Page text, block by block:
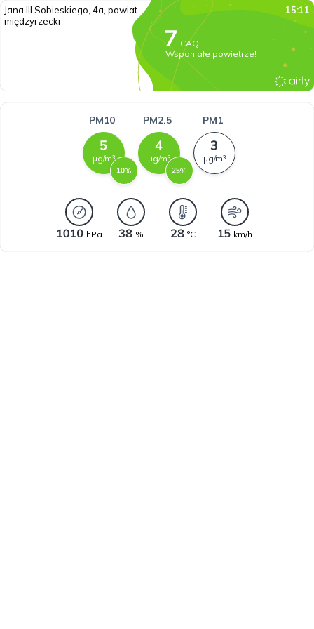
Jana III Sobieskiego, 4a, powiat
międzyrzecki
15:11
CAQI
Wspaniałe powietrze!
PM10
µg/m³
%
PM2.5
µg/m³
%
PM1
µg/m³
hPa % °C km/h